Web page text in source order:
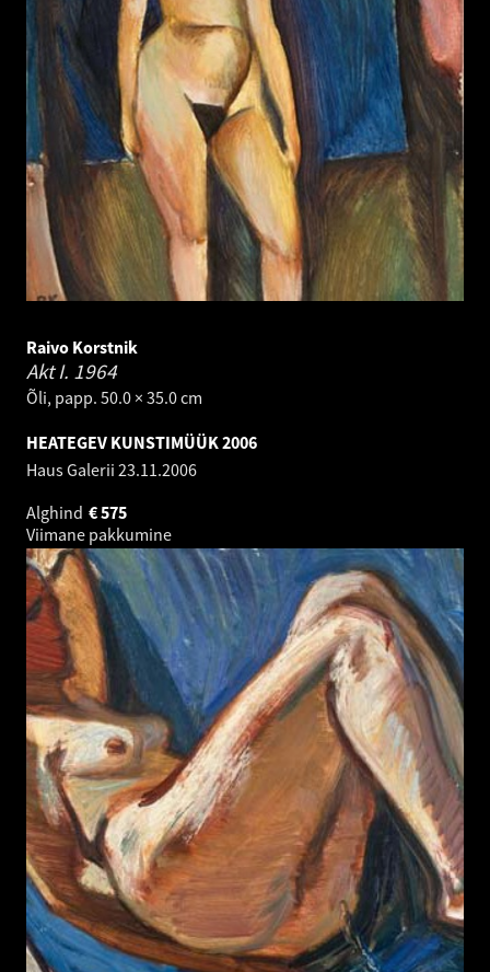
Raivo Korstnik
Akt I. 1964
Õli, papp. 50.0 × 35.0 cm
HEATEGEV KUNSTIMÜÜK 2006
Haus Galerii 23.11.2006
Alghind
575
€
Viimane pakkumine